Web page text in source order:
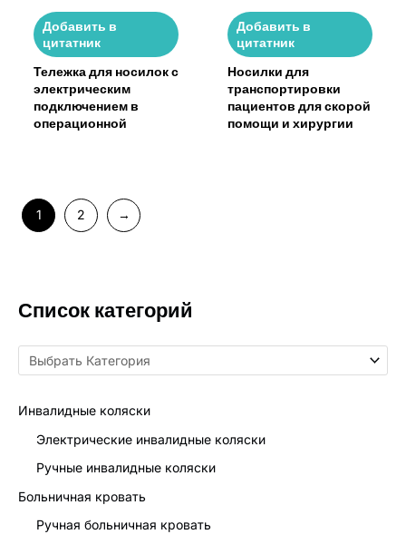
Список категорий
Инвалидные коляски
Электрические инвалидные коляски
Ручные инвалидные коляски
Больничная кровать
Ручная больничная кровать
Добавить в
цитатник
Тележка для носилок с
электрическим
подключением в
операционной
Добавить в
цитатник
Носилки для
транспортировки
пациентов для скорой
помощи и хирургии
1 2 →